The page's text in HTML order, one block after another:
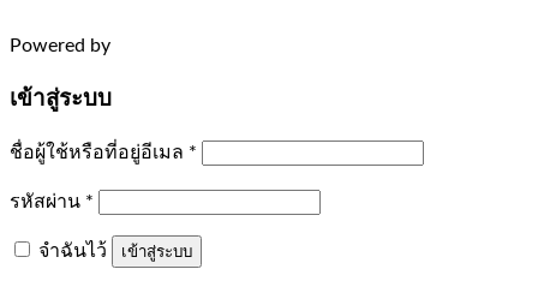
Powered by
เข้าสู่ระบบ
ชื่อผู้ใช้หรือที่อยู่อีเมล *
รหัสผ่าน *
จำฉันไว้ เข้าสู่ระบบ